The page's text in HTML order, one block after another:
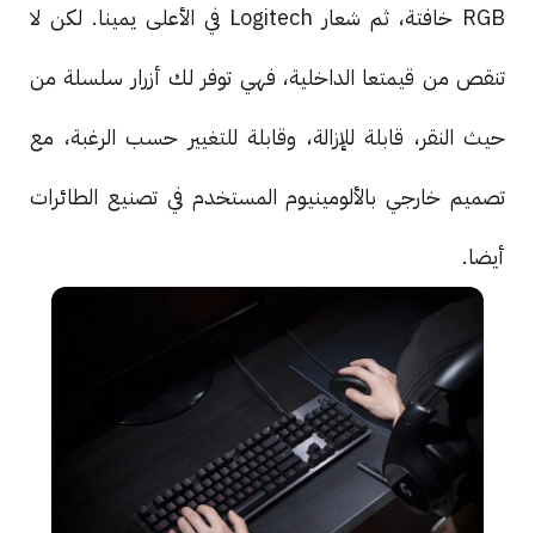
RGB خافتة، ثم شعار Logitech في الأعلى يمينا. لكن لا
تنقص من قيمتعا الداخلية، فهي توفر لك أزرار سلسلة من
حيث النقر، قابلة للإزالة، وقابلة للتغيير حسب الرغبة، مع
تصميم خارجي بالألومينيوم المستخدم في تصنيع الطائرات
أيضا.